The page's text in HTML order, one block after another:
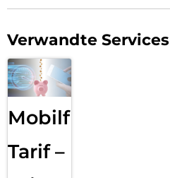
Verwandte Services
Mobilfunk
Tarif –